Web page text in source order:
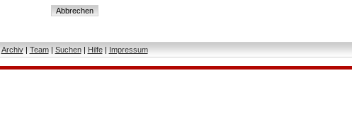
Archiv| Team| Suchen| Hilfe| Impressum